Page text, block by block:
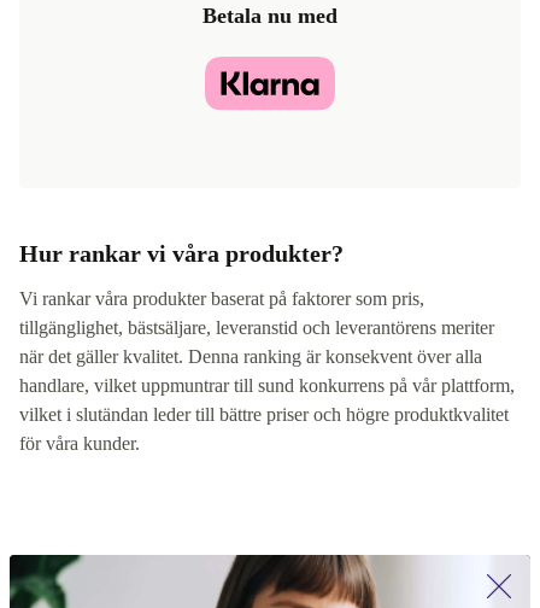
Betala nu med
Hur rankar vi våra produkter?
Vi rankar våra produkter baserat på faktorer som pris,
tillgänglighet, bästsäljare, leveranstid och leverantörens meriter
när det gäller kvalitet. Denna ranking är konsekvent över alla
handlare, vilket uppmuntrar till sund konkurrens på vår plattform,
vilket i slutändan leder till bättre priser och högre produktkvalitet
för våra kunder.